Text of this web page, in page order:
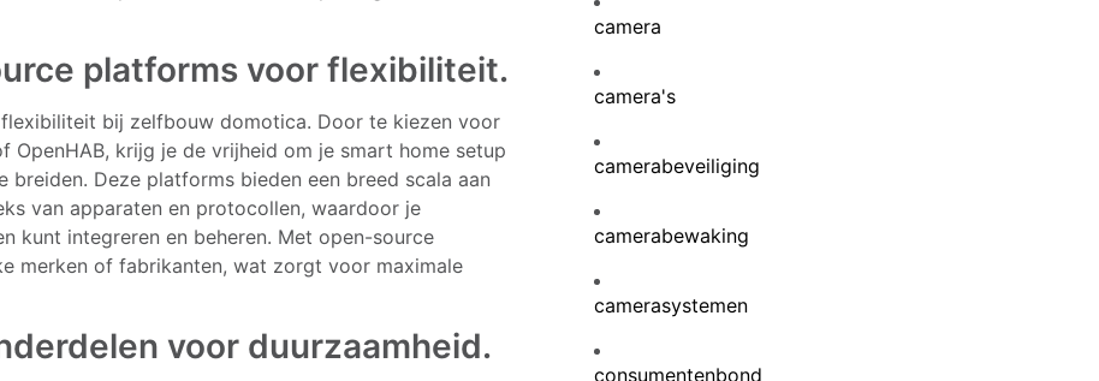
platforms voor flexibiliteit.
bij zelfbouw domotica. Door te kiezen voor
OpenHAB, krijg je de vrijheid om je smart home setup
Deze platforms bieden een breed scala aan
van apparaten en protocollen, waardoor je
kunt integreren en beheren. Met open-source
merken of fabrikanten, wat zorgt voor maximale
voor duurzaamheid.
camera
camera's
camerabeveiliging
camerabewaking
camerasystemen
consumentenbond